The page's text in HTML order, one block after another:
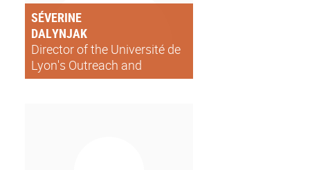
SÉVERINE
DALYNJAK
Director of the Université de
Lyon's Outreach and
international affairs